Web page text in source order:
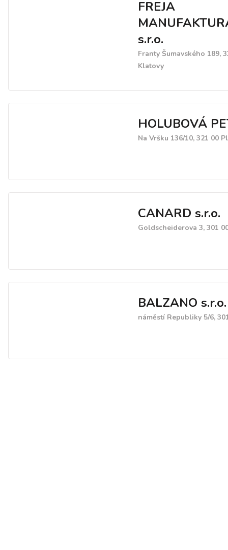
FREJA
s.r.o.
Franty Šumavského 189,
Klatovy
HOLUBOVÁ
Na Vršku 136/10, 321 00
CANARD s.r.o.
Goldscheiderova 3, 301
BALZANO s.r.o.
náměstí Republiky 5/6,